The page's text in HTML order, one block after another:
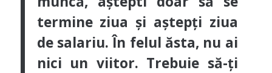
termine ziua și aștepți ziua
de salariu. În felul ăsta, nu ai
nici un viitor. Trebuie să-ți